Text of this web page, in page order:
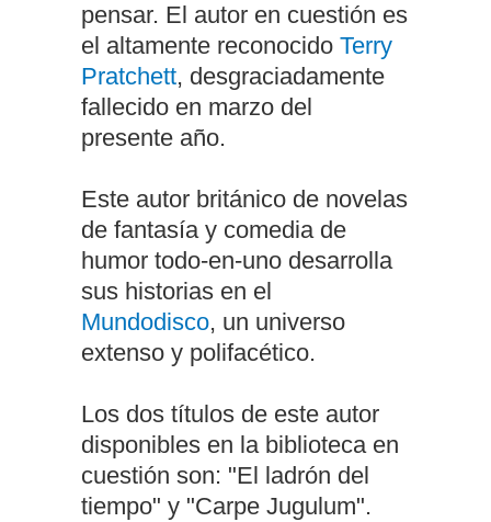
pensar. El autor en cuestión es
el altamente reconocido Terry
Pratchett, desgraciadamente
fallecido en marzo del
presente año.
Este autor británico de novelas
de fantasía y comedia de
humor todo-en-uno desarrolla
sus historias en el
Mundodisco, un universo
extenso y polifacético.
Los dos títulos de este autor
disponibles en la biblioteca en
cuestión son: "El ladrón del
tiempo" y "Carpe Jugulum".